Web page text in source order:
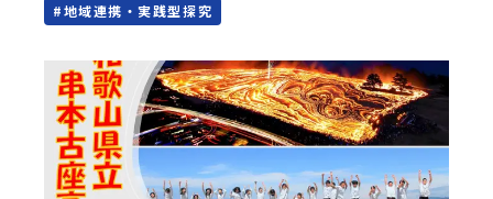
#地域連携・実践型探究